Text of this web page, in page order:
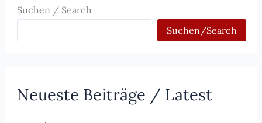
Suchen / Search
Suchen/Search
Neueste Beiträge / Latest